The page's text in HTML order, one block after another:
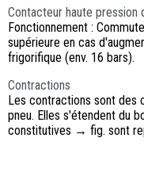
Contacteur haute pression
Fonctionnement :
supérieure en cas
frigorifique (env. 16 bars).
Contractions
Les contractions sont des
pneu. Elles s'étendent du
constitutives → fig. sont